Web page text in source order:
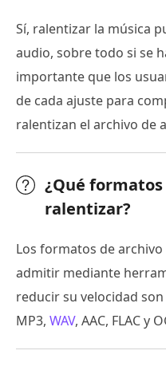
Sí, ralentizar la música
audio, sobre todo si se
importante que los
de cada ajuste para
ralentizan el archivo de
¿Qué
ralentizar?
Los formatos de
admitir mediante
reducir su velocidad
MP3, WAV, AAC, FLAC y